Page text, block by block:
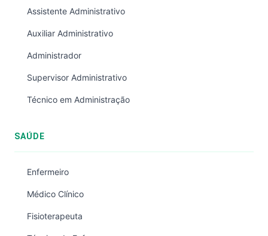
Assistente Administrativo
Auxiliar Administrativo
Administrador
Supervisor Administrativo
Técnico em Administração
SAÚDE
Enfermeiro
Médico Clínico
Fisioterapeuta